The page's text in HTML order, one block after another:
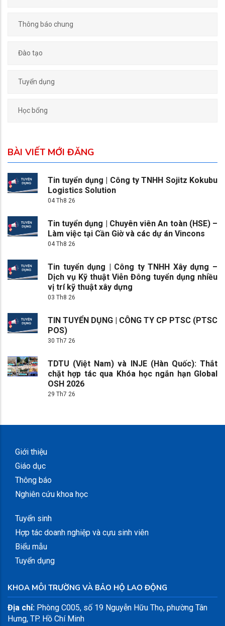
Thông báo chung
Đào tạo
Tuyển dụng
Học bổng
BÀI VIẾT MỚI ĐĂNG
Tin tuyển dụng | Công ty TNHH Sojitz Kokubu
Logistics Solution
04 Th8 26
Tin tuyển dụng | Chuyên viên An toàn (HSE) –
Làm việc tại Cần Giờ và các dự án Vincons
04 Th8 26
Tin tuyển dụng | Công ty TNHH Xây dựng –
Dịch vụ Kỹ thuật Viễn Đông tuyển dụng nhiều
vị trí kỹ thuật xây dựng
03 Th8 26
TIN TUYỂN DỤNG | CÔNG TY CP PTSC (PTSC
POS)
30 Th7 26
TDTU (Việt Nam) và INJE (Hàn Quốc): Thắt
chặt hợp tác qua Khóa học ngắn hạn Global
OSH 2026
29 Th7 26
Giới thiệu
Giáo dục
Thông báo
Nghiên cứu khoa học
Tuyển sinh
Hợp tác doanh nghiệp và cựu sinh viên
Biểu mẫu
Tuyển dụng
KHOA MÔI TRƯỜNG VÀ BẢO HỘ LAO ĐỘNG
Địa chỉ: Phòng C005, số 19 Nguyễn Hữu Thọ, phường Tân
Hưng, TP. Hồ Chí Minh